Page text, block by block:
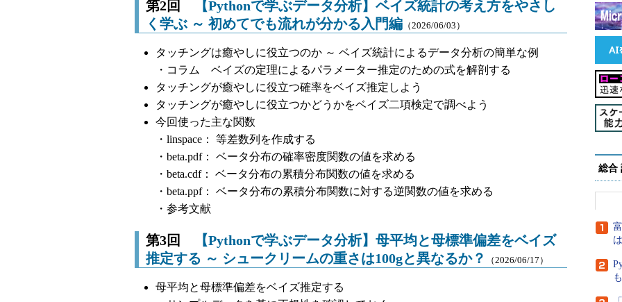
第2回
【Pythonで学ぶデータ分析】ベイズ統計の考え方をやさし
く学ぶ ～ 初めてでも流れが分かる入門編 （2026/06/03）
タッチングは癒やしに役立つのか ～ ベイズ統計によるデータ分析の簡単な例
・コラム ベイズの定理によるパラメーター推定のための式を解剖する
タッチングが癒やしに役立つ確率をベイズ推定しよう
タッチングが癒やしに役立つかどうかをベイズ二項検定で調べよう
今回使った主な関数
・linspace： 等差数列を作成する
・beta.pdf： ベータ分布の確率密度関数の値を求める
・beta.cdf： ベータ分布の累積分布関数の値を求める
・beta.ppf： ベータ分布の累積分布関数に対する逆関数の値を求める
・参考文献
第3回
【Pythonで学ぶデータ分析】母平均と母標準偏差をベイズ
推定する ～ シュークリームの重さは100gと異なるか？
（2026/06/17）
母平均と母標準偏差をベイズ推定する
総合